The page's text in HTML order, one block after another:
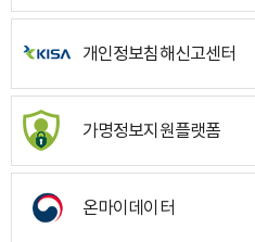
개인정보침해신고센터
가명정보지원플랫폼
온마이데이터